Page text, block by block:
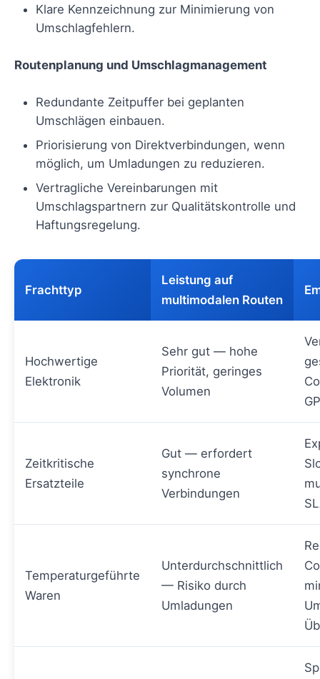
Klare Kennzeichnung zur Minimierung von
Umschlagfehlern.
Routenplanung und Umschlagmanagement
Redundante Zeitpuffer bei geplanten
Umschlägen einbauen.
Priorisierung von Direktverbindungen, wenn
möglich, um Umladungen zu reduzieren.
Vertragliche Vereinbarungen mit
Umschlagspartnern zur Qualitätskontrolle und
Haftungsregelung.
Frachttyp
Leistung auf
multimodalen Routen
Hochwertige
Elektronik
Sehr gut — hohe
Priorität, geringes
Volumen
Zeitkritische
Ersatzteile
Gut — erfordert
synchrone
Verbindungen
Temperaturgeführte
Waren
Unterdurchschnittlich
— Risiko durch
Umladungen